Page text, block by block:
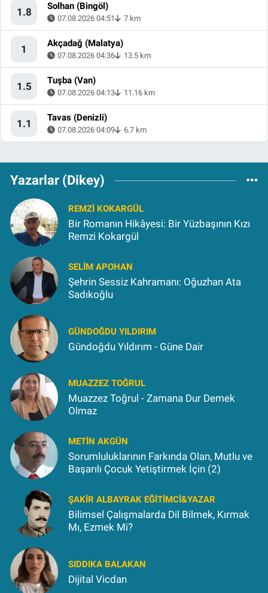
1.8 Solhan (Bingöl)
07.08.2026 04:51 7 km
1 Akçadağ (Malatya)
07.08.2026 04:36 13.5 km
1.5 Tuşba (Van)
07.08.2026 04:13 11.16 km
1.1 Tavas (Denizli)
07.08.2026 04:09 6.7 km
Yazarlar (Dikey)
REMZI KOKARGÜL
Bir Romanın Hikâyesi: Bir Yüzbaşının Kızı
Remzi Kokargül
SELIM APOHAN
Şehrin Sessiz Kahramanı: Oğuzhan Ata
Sadıkoğlu
GÜNDOĞDU YILDIRIM
Gündoğdu Yıldırım - Güne Dair
MUAZZEZ TOĞRUL
Muazzez Toğrul - Zamana Dur Demek
Olmaz
METIN AKGÜN
Sorumluluklarının Farkında Olan, Mutlu ve
Başarılı Çocuk Yetiştirmek İçin (2)
ŞAKIR ALBAYRAK EĞITIMCI&YAZAR
Bilimsel Çalışmalarda Dil Bilmek, Kırmak
Mı, Ezmek Mi?
SIDDIKA BALAKAN
Dijital Vicdan